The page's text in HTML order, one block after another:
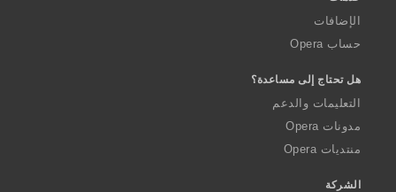
الإضافات
حساب Opera
هل تحتاج إلى مساعدة؟
التعليمات والدعم
مدونات Opera
منتديات Opera
الشركة